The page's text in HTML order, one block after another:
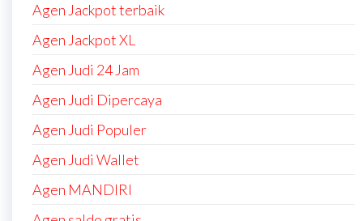
Agen Jackpot terbaik
Agen Jackpot XL
Agen Judi 24 Jam
Agen Judi Dipercaya
Agen Judi Populer
Agen Judi Wallet
Agen MANDIRI